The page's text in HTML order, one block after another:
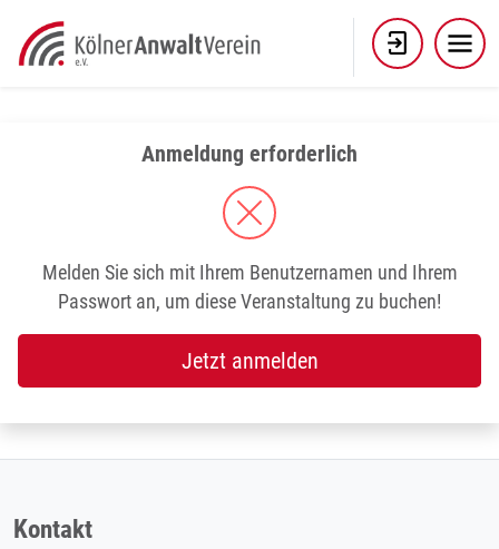
content
Anmeldung erforderlich
Melden Sie sich mit Ihrem Benutzernamen und Ihrem
Passwort an, um diese Veranstaltung zu buchen!
Jetzt anmelden
Kontakt